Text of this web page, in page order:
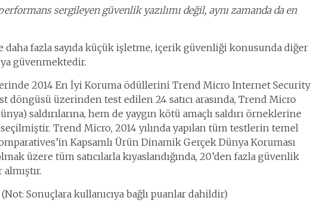
sergileyen güvenlik yazılımı değil, aynı zamanda da en
daha fazla sayıda küçük işletme, içerik güvenliği konusunda diğer
güvenmektedir.
2014 En İyi Koruma ödüllerini Trend Micro Internet Security
döngüsü üzerinden test edilen 24 satıcı arasında, Trend Micro
saldırılarına, hem de yaygın kötü amaçlı saldırı örneklerine
Trend Micro, 2014 yılında yapılan tüm testlerin temel
Kapsamlı Ürün Dinamik Gerçek Dünya Koruması
üzere tüm satıcılarla kıyaslandığında, 20’den fazla güvenlik
Sonuçlara kullanıcıya bağlı puanlar dahildir)